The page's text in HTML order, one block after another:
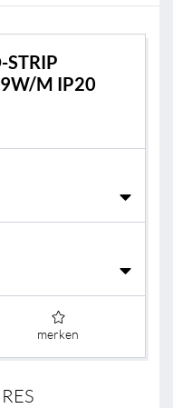
STRIP
M IP20
merken